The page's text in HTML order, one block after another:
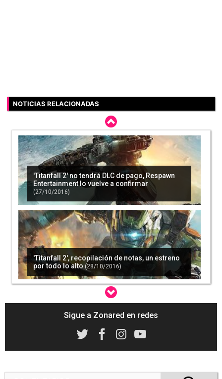
NOTICIAS RELACIONADAS
'Titanfall 2' no tendrá DLC de pago, Respawn
Entertainment lo vuelve a confirmar
(27/10/2016)
'Titanfall 2', recopilación de notas, un estreno
por todo lo alto (28/10/2016)
'Titanfall 2' vende menos que 'Titanfall' en su
primera semana en UK
(31/10/2016)
Sigue a Zonared en redes